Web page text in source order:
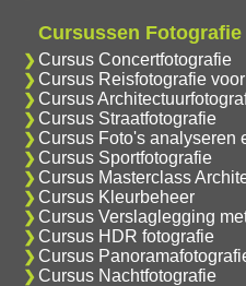
Cursussen Fotografie
Cursus Concertfotografie
Cursus Reisfotografie
Cursus
Cursus Straatfotografie
Cursus Foto's analyseren
Cursus Sportfotografie
Cursus Masterclass
Cursus Kleurbeheer
Cursus Verslaglegging
Cursus HDR fotografie
Cursus
Cursus Nachtfotografie